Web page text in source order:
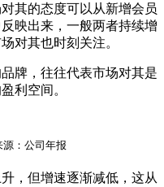
其的态度可以从新增会员
映出来，一般两者持续增
对其也时刻关注。
牌，往往代表市场对其是
利空间。
源：公司年报
，但增速逐渐减低，这从